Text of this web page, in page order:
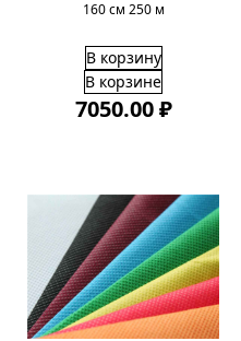
160 см 250 м
В корзину
В корзине
7050.00 ₽